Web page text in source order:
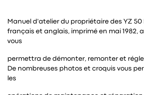
Manuel d'atelier du propriétaire des YZ 50
français et anglais, imprimé en mai 1982,
vous
permettra de démonter, remonter et
De nombreuses photos et croquis vous
les